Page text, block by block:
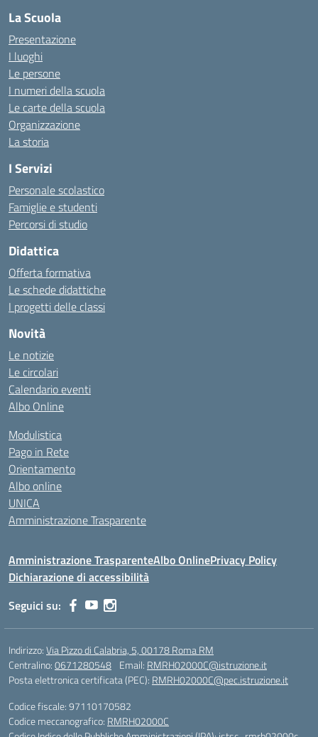
La Scuola
Presentazione
I luoghi
Le persone
I numeri della scuola
Le carte della scuola
Organizzazione
La storia
I Servizi
Personale scolastico
Famiglie e studenti
Percorsi di studio
Didattica
Offerta formativa
Le schede didattiche
I progetti delle classi
Novità
Le notizie
Le circolari
Calendario eventi
Albo Online
Modulistica
Pago in Rete
Orientamento
Albo online
UNICA
Amministrazione Trasparente
Amministrazione TrasparenteAlbo OnlinePrivacy Policy
Dichiarazione di accessibilità
Seguici su:
Indirizzo:Via Pizzo di Calabria, 5, 00178 Roma RM
Centralino:0671280548 Email: RMRH02000C@istruzione.it
Posta elettronica certificata (PEC): RMRH02000C@pec.istruzione.it
Codice fiscale: 97110170582
Codice meccanografico: RMRH02000C